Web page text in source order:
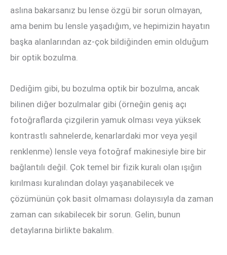
aslına bakarsanız bu lense özgü bir sorun olmayan,
ama benim bu lensle yaşadığım, ve hepimizin hayatın
başka alanlarından az-çok bildiğinden emin olduğum
bir optik bozulma.
Dediğim gibi, bu bozulma optik bir bozulma, ancak
bilinen diğer bozulmalar gibi (örneğin geniş açı
fotoğraflarda çizgilerin yamuk olması veya yüksek
kontrastlı sahnelerde, kenarlardaki mor veya yeşil
renklenme) lensle veya fotoğraf makinesiyle bire bir
bağlantılı değil. Çok temel bir fizik kuralı olan ışığın
kırılması kuralından dolayı yaşanabilecek ve
çözümünün çok basit olmaması dolayısıyla da zaman
zaman can sıkabilecek bir sorun. Gelin, bunun
detaylarına birlikte bakalım.